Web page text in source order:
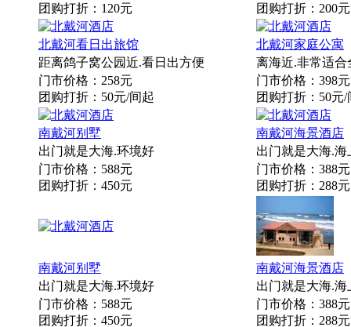
团购打折：120元
团购打折：200元
北戴河看日出旅馆
北戴河家庭公寓
距离鸽子窝公园近.看日出方便
离海近.非常适合
门市价格：258元
团购打折：50元/间起
门市价格：398元
团购打折：50元/
南戴河别墅
南戴河海景酒店
出门就是大海.环境好
出门就是大海.
门市价格：588元
团购打折：450元
门市价格：388元
团购打折：288元
南戴河别墅
南戴河海景酒店
出门就是大海.环境好
出门就是大海.
门市价格：588元
团购打折：450元
门市价格：388元
团购打折：288元